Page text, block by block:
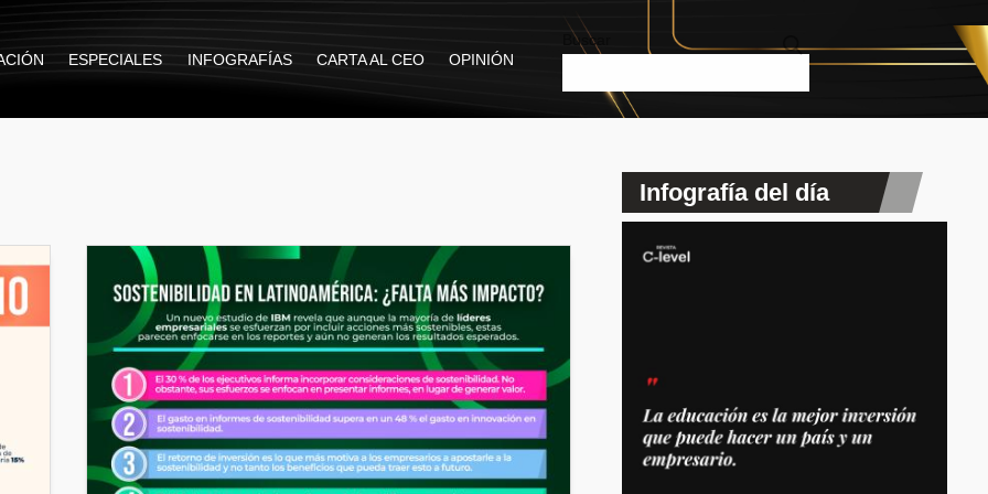
ESPECIALES INFOGRAFÍAS CARTA AL CEO OPINIÓN
Buscar
Infografía del día